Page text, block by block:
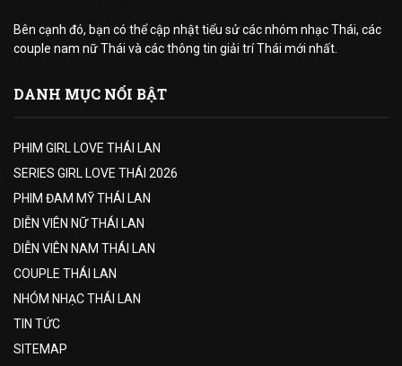
Bên cạnh đó, bạn có thể cập nhật tiểu sử các nhóm nhạc Thái, các
couple nam nữ Thái và các thông tin giải trí Thái mới nhất.
DANH MỤC NỔI BẬT
PHIM GIRL LOVE THÁI LAN
SERIES GIRL LOVE THÁI 2026
PHIM ĐAM MỸ THÁI LAN
DIỄN VIÊN NỮ THÁI LAN
DIỄN VIÊN NAM THÁI LAN
COUPLE THÁI LAN
NHÓM NHẠC THÁI LAN
TIN TỨC
SITEMAP